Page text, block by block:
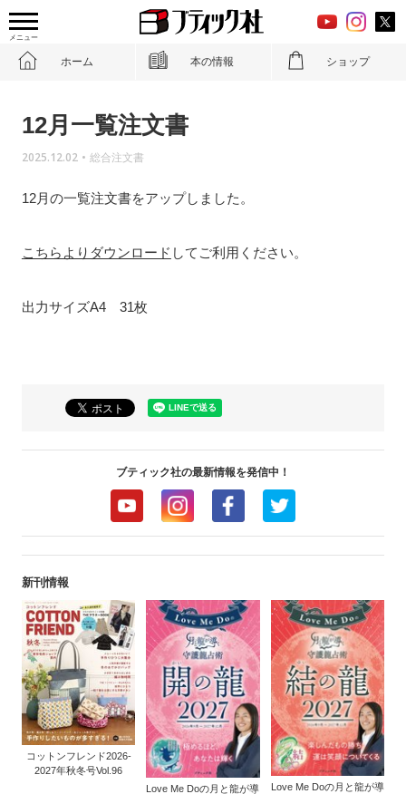
メニュー
ホーム 本の情報 ショップ
12月一覧注文書
2025.12.02 • 総合注文書
12月の一覧注文書をアップしました。
こちらよりダウンロード してご利用ください。
出力サイズA4 31枚
ブティック社の最新情報を発信中！
新刊情報
コットンフレンド2026-
2027年秋冬号Vol.96
Love Me Doの月と龍が導
Love Me Doの月と龍が導